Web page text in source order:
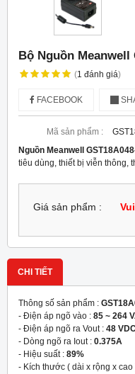
Bộ Nguồn Meanwell
(1 đánh giá)
FACEBOOK
Mã sản phẩm :
Nguồn Meanwell
tiêu dùng, thiết bị viễn thông,
Giá sản phẩm :
CHI TIẾT
Thông số sản phẩm :
- Điện áp ngõ vào : 85 ~ 264
- Điện áp ngõ ra Vout : 48
- Dòng ngõ ra Iout : 0.375A
- Hiệu suất : 89%
- Kích thước ( dài x rộng x cao